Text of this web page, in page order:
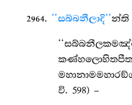
2964. ‘‘සබ්බනීලාදි’’න්ති
වි. 598) –